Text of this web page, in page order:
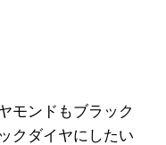
モンドもブラック
クダイヤにしたい